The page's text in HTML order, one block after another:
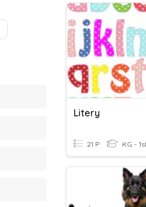
Litery
21 P KG -